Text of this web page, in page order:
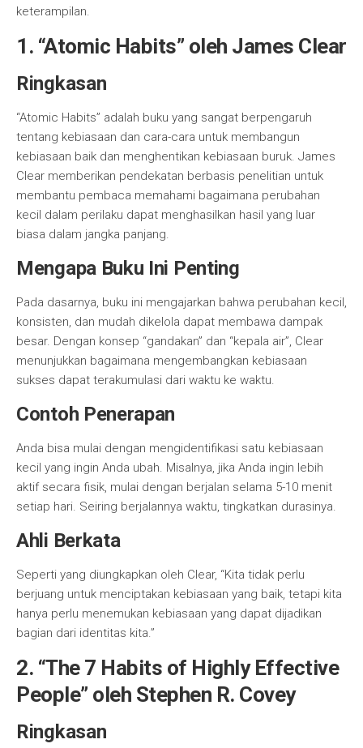
keterampilan.
1. “Atomic Habits” oleh James Clear
Ringkasan
“Atomic Habits” adalah buku yang sangat berpengaruh
tentang kebiasaan dan cara-cara untuk membangun
kebiasaan baik dan menghentikan kebiasaan buruk. James
Clear memberikan pendekatan berbasis penelitian untuk
membantu pembaca memahami bagaimana perubahan
kecil dalam perilaku dapat menghasilkan hasil yang luar
biasa dalam jangka panjang.
Mengapa Buku Ini Penting
Pada dasarnya, buku ini mengajarkan bahwa perubahan kecil,
konsisten, dan mudah dikelola dapat membawa dampak
besar. Dengan konsep “gandakan” dan “kepala air”, Clear
menunjukkan bagaimana mengembangkan kebiasaan
sukses dapat terakumulasi dari waktu ke waktu.
Contoh Penerapan
Anda bisa mulai dengan mengidentifikasi satu kebiasaan
kecil yang ingin Anda ubah. Misalnya, jika Anda ingin lebih
aktif secara fisik, mulai dengan berjalan selama 5-10 menit
setiap hari. Seiring berjalannya waktu, tingkatkan durasinya.
Ahli Berkata
Seperti yang diungkapkan oleh Clear, “Kita tidak perlu
berjuang untuk menciptakan kebiasaan yang baik, tetapi kita
hanya perlu menemukan kebiasaan yang dapat dijadikan
bagian dari identitas kita.”
2. “The 7 Habits of Highly Effective
People” oleh Stephen R. Covey
Ringkasan